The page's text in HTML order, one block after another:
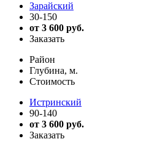
Зарайский
30-150
от 3 600 руб.
Заказать
Район
Глубина, м.
Стоимость
Истринский
90-140
от 3 600 руб.
Заказать